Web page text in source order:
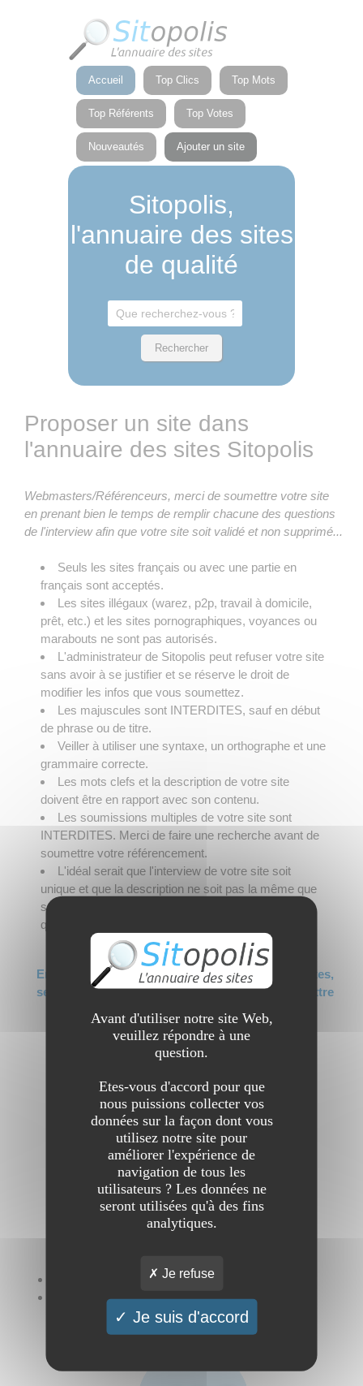
Accueil Top Clics Top Mots
Top Référents Top Votes
Nouveautés Ajouter un site
Sitopolis,
l'annuaire des sites
de qualité
Proposer un site dans
l'annuaire des sites Sitopolis
Webmasters/Référenceurs, merci de soumettre votre site
en prenant bien le temps de remplir chacune des questions
de l'interview afin que votre site soit validé et non supprimé...
Seuls les sites français ou avec une partie en
français sont acceptés.
Les sites illégaux (warez, p2p, travail à domicile,
prêt, etc.) et les sites pornographiques, voyances ou
marabouts ne sont pas autorisés.
L'administrateur de Sitopolis peut refuser votre site
sans avoir à se justifier et se réserve le droit de
modifier les infos que vous soumettez.
Les majuscules sont INTERDITES, sauf en début
de phrase ou de titre.
Veiller à utiliser une syntaxe, un orthographe et une
grammaire correcte.
Les mots clefs et la description de votre site
doivent être en rapport avec son contenu.
Les soumissions multiples de votre site sont
INTERDITES. Merci de faire une recherche avant de
soumettre votre référencement.
L'idéal serait que l'interview de votre site soit
unique et que la description ne soit pas la même que
sur d'autres sites afin de proposer un contenu de
qualité.
En raison de trop nombreuses soumissions de sites,
seuls les forfaits PREMIUM ont le droit de soumettre
Merci de choisir le forfait ci-dessous.
référencement
illimitée pour seulement 10€.
détaillerezvotre site et mieux il se
Avant d'utiliser notre site Web,
veuillez répondre à une
question.
Etes-vous d'accord pour que
nous puissions collecter vos
données sur la façon dont vous
utilisez notre site pour
améliorer l'expérience de
navigation de tous les
utilisateurs ? Les données ne
seront utilisées qu'à des fins
analytiques.
Je refuse
Je suis d'accord